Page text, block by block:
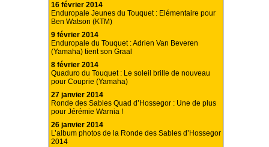
16 février 2014
Enduropale Jeunes du Touquet : Elémentaire pour
Ben Watson (KTM)
9 février 2014
Enduropale du Touquet : Adrien Van Beveren
(Yamaha) tient son Graal
8 février 2014
Quaduro du Touquet : Le soleil brille de nouveau
pour Couprie (Yamaha)
27 janvier 2014
Ronde des Sables Quad d’Hossegor : Une de plus
pour Jérémie Warnia !
26 janvier 2014
L’album photos de la Ronde des Sables d’Hossegor
2014